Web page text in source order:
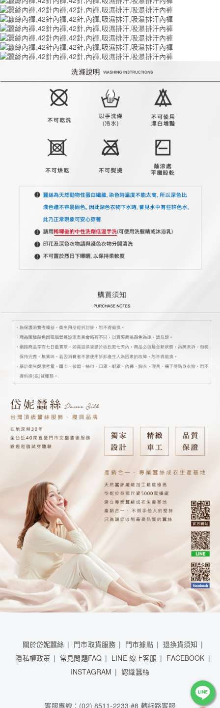
關於岱妮蠶絲 門市取貨服務 門市據點
退換貨須知
隱私權政策
常見問題FAQ LINE 線上客服
FACEBOOK
INSTAGRAM
認識蠶絲
客服專線：(02) 8511-2233 #8 轉網路客服